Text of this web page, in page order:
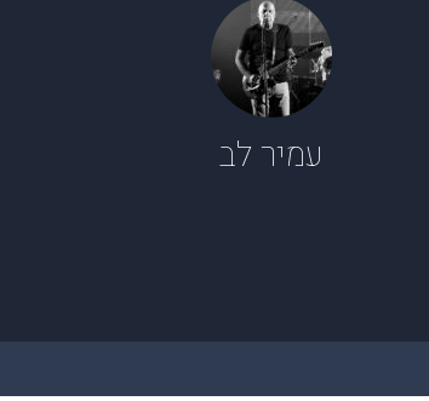
עמיר לב